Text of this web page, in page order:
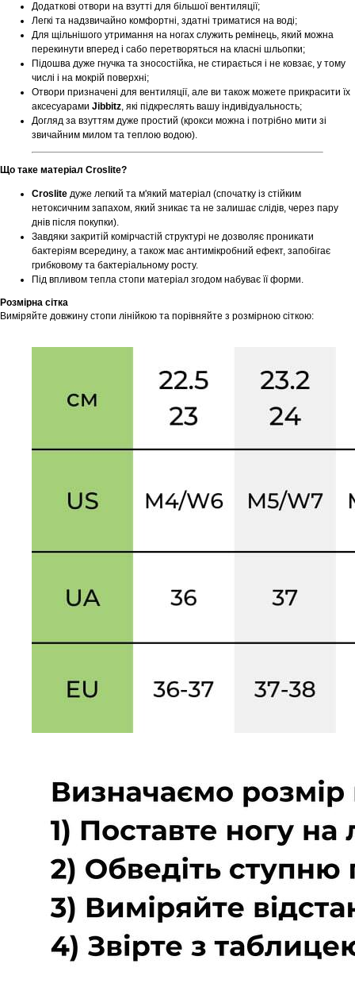
Додаткові отвори на взутті для більшої вентиляції;
Легкі та надзвичайно комфортні, здатні триматися на воді;
Для щільнішого утримання на ногах служить ремінець, який можна
перекинути вперед і сабо перетворяться на класні шльопки;
Підошва дуже гнучка та зносостійка, не стирається і не ковзає, у тому
числі і на мокрій поверхні;
Отвори призначені для вентиляції, але ви також можете прикрасити їх
аксесуарами Jibbitz, які підкреслять вашу індивідуальность;
Догляд за взуттям дуже простий (крокси можна і потрібно мити зі
звичайним милом та теплою водою).
Що таке матеріал Croslite?
Croslite дуже легкий та м'який матеріал (спочатку із стійким
нетоксичним запахом, який зникає та не залишає слідів, через пару
днів після покупки).
Завдяки закритій комірчастій структурі не дозволяє проникати
бактеріям всередину, а також має антимікробний ефект, запобігає
грибковому та бактеріальному росту.
Під впливом тепла стопи матеріал згодом набуває її форми.
Розмірна сітка
Виміряйте довжину стопи лінійкою та порівняйте з розмірною сіткою: